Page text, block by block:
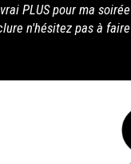
!!! Grace à sa
à sa voix pour faire